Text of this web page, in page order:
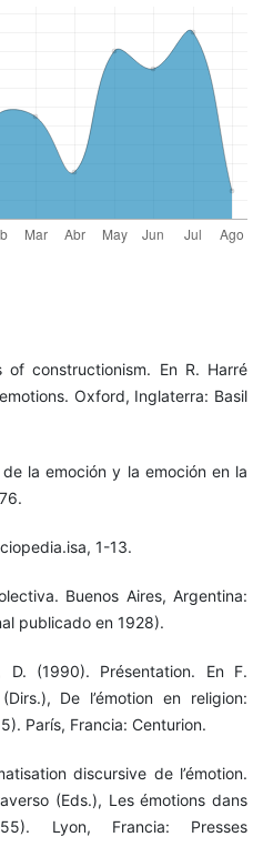
of constructionism. En R. Harré
Oxford, Inglaterra: Basil
la emoción y la emoción en la
1-13.
Buenos Aires, Argentina:
publicado en 1928).
D. (1990). Présentation. En F.
De l’émotion en religion:
París, Francia: Centurion.
discursive de l’émotion.
(Eds.), Les émotions dans
Lyon, Francia: Presses